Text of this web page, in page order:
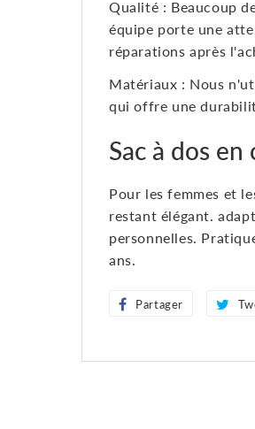
Qualité : Beaucoup
équipe porte une
réparations après
Matériaux : Nous
qui offre une
Sac à dos
Pour les femmes et
restant élégant.
personnelles.
ans.
Partager
Partager